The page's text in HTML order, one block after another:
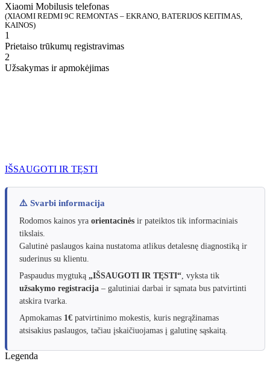
Xiaomi Mobilusis telefonas
(XIAOMI REDMI 9C REMONTAS – EKRANO, BATERIJOS KEITIMAS,
KAINOS)
1
Prietaiso trūkumų registravimas
2
Užsakymas ir apmokėjimas
IŠSAUGOTI IR TĘSTI
⚠️ Svarbi informacija
Rodomos kainos yra orientacinės ir pateiktos tik informaciniais
tikslais.
Galutinė paslaugos kaina nustatoma atlikus detalesnę diagnostiką ir
suderinus su klientu.
Paspaudus mygtuką „IŠSAUGOTI IR TĘSTI“ , vyksta tik
užsakymo registracija – galutiniai darbai ir sąmata bus patvirtinti
atskira tvarka.
Apmokamas 1€ patvirtinimo mokestis, kuris negrąžinamas
atsisakius paslaugos, tačiau įskaičiuojamas į galutinę sąskaitą.
Legenda